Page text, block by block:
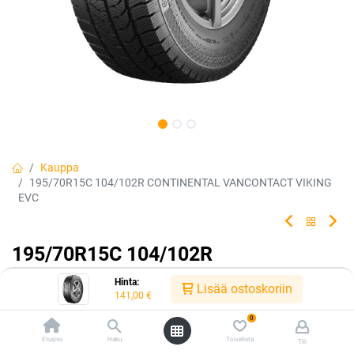
Hinta:
141,00 € Lisää ostoskoriin
Etusivu Haku
0
Toivelista Tili
Kauppa
195/70R15C 104/102R CONTINENTAL VANCONTACT VIKING
EVC
195/70R15C 104/102R
CONTINENTAL VANCONTACT
VIKING EVC
4019238024203 Tuotekoodi:240771